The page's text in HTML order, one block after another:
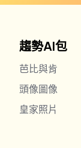
趨勢AI包
芭比與肯
頭像圖像
皇家照片